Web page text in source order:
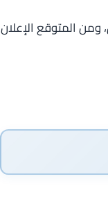
المتوقع الإعلان